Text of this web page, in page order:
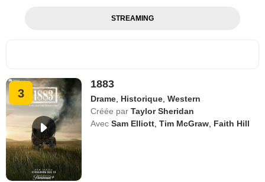
STREAMING
3
1883
Drame Historique ,Western
Créée par Taylor Sheridan
Avec Sam Elliott ,Tim McGraw Faith Hill